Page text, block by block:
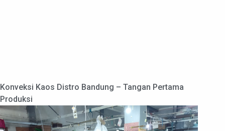
Konveksi Kaos Distro Bandung – Tangan Pertama
Produksi